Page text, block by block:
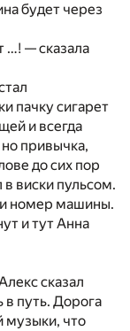
будет через
…! — сказала
пачку сигарет
и всегда
привычка,
до сих пор
виски пульсом.
и номер машины.
и тут Анна
сказал
путь. Дорога
музыки, что